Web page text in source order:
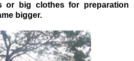
or big clothes for preparation
bigger.